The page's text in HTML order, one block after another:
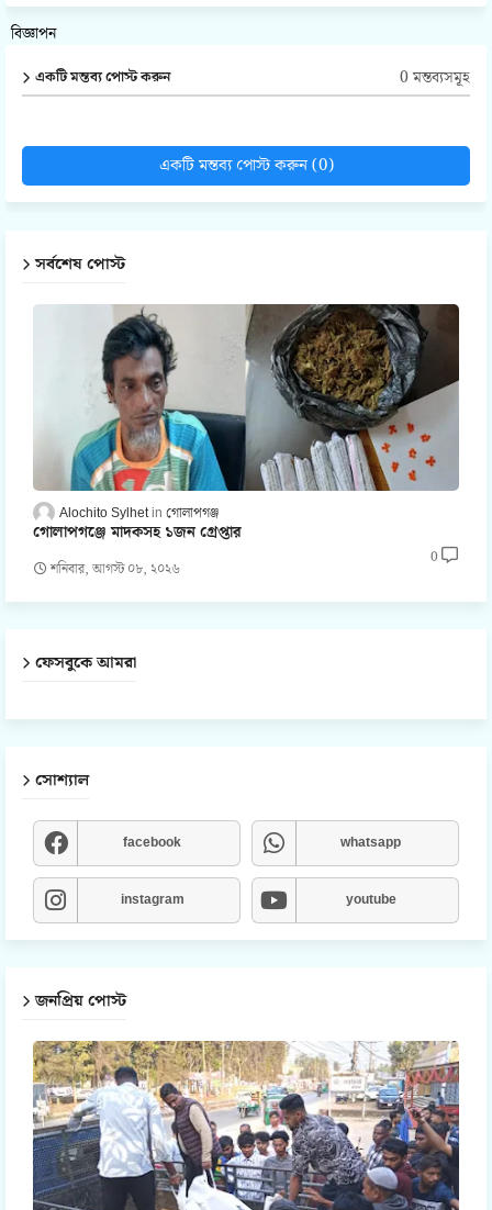
বিজ্ঞাপন
একটি মন্তব্য পোস্ট করুন 0 মন্তব্যসমূহ
একটি মন্তব্য পোস্ট করুন (0)
সর্বশেষ পোস্ট
Alochito Sylhet গোলাপগঞ্জ
গোলাপগঞ্জে মাদকসহ ১জন গ্রেপ্তার
শনিবার, আগস্ট ০৮, ২০২৬
0
ফেসবুকে আমরা
সোশ্যাল
facebook whatsapp
instagram youtube
জনপ্রিয় পোস্ট